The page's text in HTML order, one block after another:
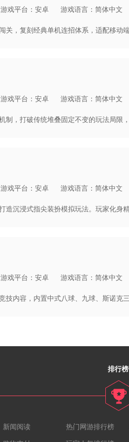
游戏平台：安卓 游戏语言：简体中文
游戏平台：安卓 游戏语言：简体中文
游戏平台：安卓 游戏语言：简体中文
游戏平台：安卓 游戏语言：简体中文
新闻阅读
排行榜
热门网游排行榜